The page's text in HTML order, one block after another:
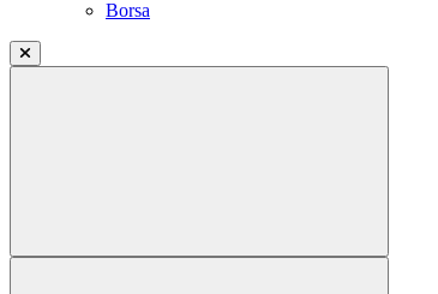
Borsa